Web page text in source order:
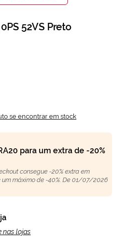
52VS Preto |
52VS Preto
se encontrar em stock
para um extra de -20%
consegue -20% extra em
um máximo de -40%. De 01/07/2026
nas lojas